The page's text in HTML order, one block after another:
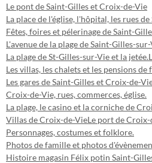
Le pont de Saint-Gilles et Croix-de-Vie
La place de l'église, l'hôpital, les rues
Fêtes, foires et pélerinage de Saint-
L'avenue de la plage de Saint-Gilles-
La plage de St-Gilles-sur-Vie et la jetée.
Les villas, les chalets et les pensions
Les gares de Saint-Gilles et Croix-de-
Croix-de-Vie, rues, commerces, église.
La plage, le casino et la corniche de
Villas de Croix-de-VieLe port de
Personnages, costumes et folklore.
Photos de famille et photos
Histoire magasin Félix potin Saint-